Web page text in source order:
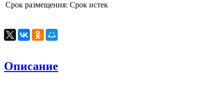
Срок размещения: Срок истек
Описание